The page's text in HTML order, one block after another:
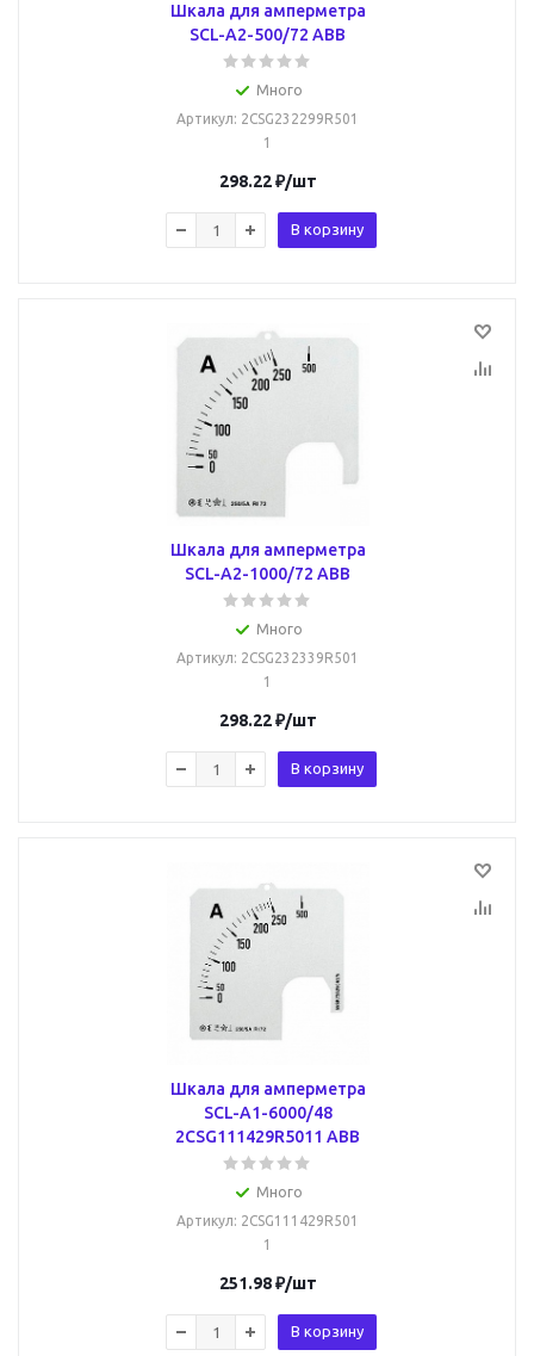
Шкала для амперметра
SCL-A2-500/72 ABB
Много
Артикул: 2CSG232299R501
1
298.22₽/шт
В корзину
Шкала для амперметра
SCL-A2-1000/72 ABB
Много
Артикул: 2CSG232339R501
1
298.22₽/шт
В корзину
Шкала для амперметра
SCL-A1-6000/48
2CSG111429R5011 ABB
Много
Артикул: 2CSG111429R501
1
251.98₽/шт
В корзину